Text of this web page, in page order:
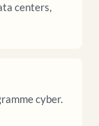
centers,
cyber.